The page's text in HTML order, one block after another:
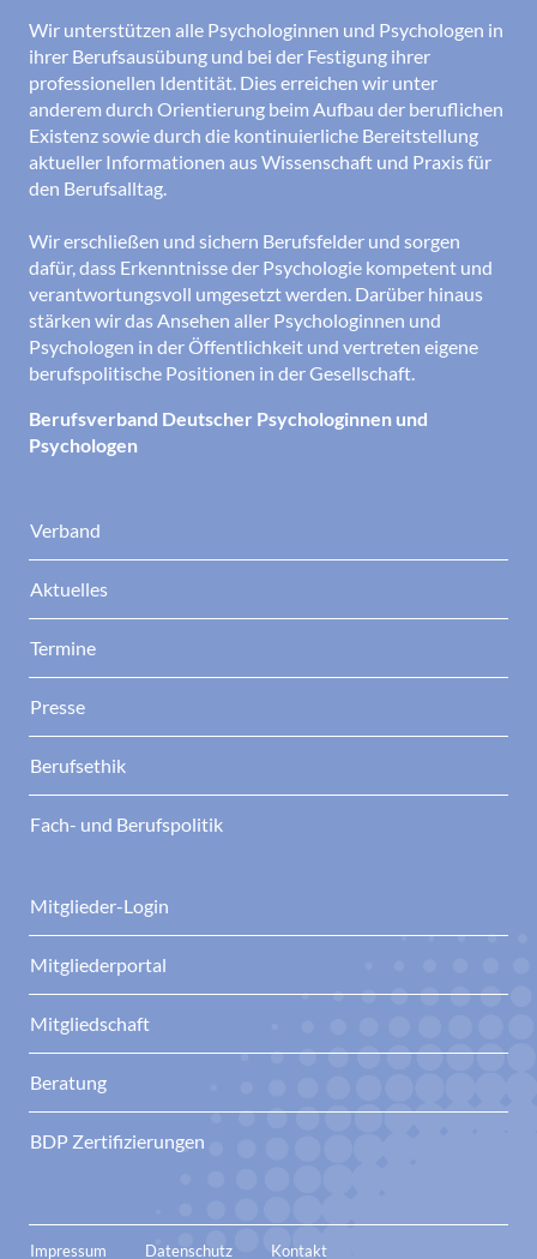
Wir unterstützen alle Psychologinnen und Psychologen in
ihrer Berufsausübung und bei der Festigung ihrer
professionellen Identität. Dies erreichen wir unter
anderem durch Orientierung beim Aufbau der beruflichen
Existenz sowie durch die kontinuierliche Bereitstellung
aktueller Informationen aus Wissenschaft und Praxis für
den Berufsalltag.
Wir erschließen und sichern Berufsfelder und sorgen
dafür, dass Erkenntnisse der Psychologie kompetent und
verantwortungsvoll umgesetzt werden. Darüber hinaus
stärken wir das Ansehen aller Psychologinnen und
Psychologen in der Öffentlichkeit und vertreten eigene
berufspolitische Positionen in der Gesellschaft.
Berufsverband Deutscher Psychologinnen und
Psychologen
Verband
Aktuelles
Termine
Presse
Berufsethik
Fach- und Berufspolitik
Mitglieder-Login
Mitgliederportal
Mitgliedschaft
Beratung
BDP Zertifizierungen
Impressum Datenschutz Kontakt